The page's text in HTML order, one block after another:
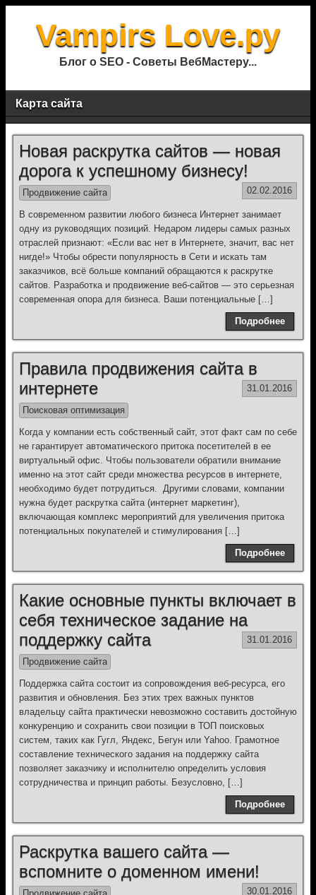
Vampirs Love.ру
Блог о SEO - Советы ВебМастеру...
Карта сайта
Новая раскрутка сайтов — новая
дорога к успешному бизнесу!
02.02.2016
Продвижение сайта
В современном развитии любого бизнеса Интернет занимает
одну из руководящих позиций. Недаром лидеры самых разных
отраслей признают: «Если вас нет в Интернете, значит, вас нет
нигде!» Чтобы обрести популярность в Сети и искать там
заказчиков, всё больше компаний обращаются к раскрутке
сайтов. Разработка и продвижение веб-сайтов — это серьезная
современная опора для бизнеса. Ваши потенциальные […]
Подробнее
Правила продвижения сайта в
интернете
31.01.2016
Поисковая оптимизация
Когда у компании есть собственный сайт, этот факт сам по себе
не гарантирует автоматического притока посетителей в ее
виртуальный офис. Чтобы пользователи обратили внимание
именно на этот сайт среди множества ресурсов в интернете,
необходимо будет потрудиться. Другими словами, компании
нужна будет раскрутка сайта (интернет маркетинг),
включающая комплекс мероприятий для увеличения притока
потенциальных покупателей и стимулирования […]
Подробнее
Какие основные пункты включает в
себя техническое задание на
поддержку сайта
31.01.2016
Продвижение сайта
Поддержка сайта состоит из сопровождения веб-ресурса, его
развития и обновления. Без этих трех важных пунктов
владельцу сайта практически невозможно составить достойную
конкуренцию и сохранить свои позиции в ТОП поисковых
систем, таких как Гугл, Яндекс, Бегун или Yahoo. Грамотное
составление технического задания на поддержку сайта
позволяет заказчику и исполнителю определить условия
сотрудничества и принцип работы. Безусловно, […]
Подробнее
Раскрутка вашего сайта —
вспомните о доменном имени!
30.01.2016